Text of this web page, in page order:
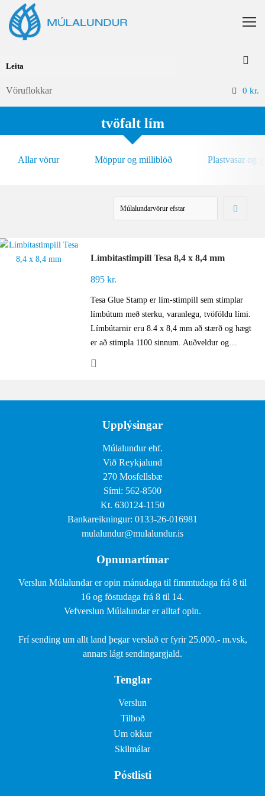
Vöruflokkar 0 kr.
tvöfalt lím
Allar vörur Möppur og milliblöð Plastvasar og
Límbitastimpill Tesa 8,4 x 8,4 mm
895kr.
Tesa Glue Stamp er lím-stimpill sem stimplar
límbútum með sterku, varanlegu, tvöföldu lími.
Límbútarnir eru 8.4 x 8,4 mm að stærð og hægt
er að stimpla 1100 sinnum. Auðveldur og…
Upplýsingar
Múlalundur ehf.
Við Reykjalund
270 Mosfellsbæ
Sími: 562-8500
Kt. 630124-1150
Bankareikningur: 0133-26-016981
mulalundur@mulalundur.is
Opnunartímar
Verslun Múlalundar er opin mánudaga til fimmtudaga frá 8 til
16 og föstudaga frá 8 til 14.
Vefverslun Múlalundar er alltaf opin.
Frí sending um allt land þegar verslað er fyrir 25.000.- m.vsk,
annars lágt sendingargjald.
Tenglar
Verslun
Tilboð
Um okkur
Skilmálar
Póstlisti